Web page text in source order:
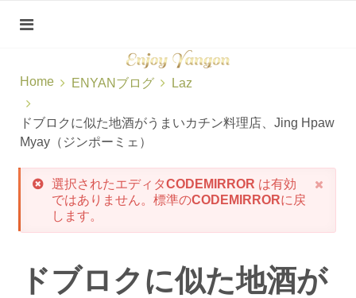
Home ENYANブログ Laz
ドブロクに似た地酒がうまいカチン料理店、Jing Hpaw
Myay（ジンポーミェ）
選択されたエディタCODEMIRROR は有効
ではありません。標準のCODEMIRRORに戻
します。
ドブロクに似た地酒が